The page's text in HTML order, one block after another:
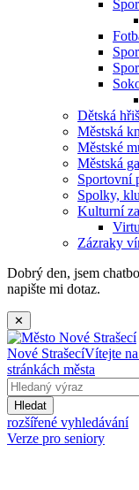
Dětská
Městská
Městské
Městská
Sportovní
Spolky,
Kulturní
Zázraky
Dobrý den, jsem
napište mi dotaz.
✕
Nové StrašecíVítejte
stránkách města
Hledat
rozšířené vyhledávání
Verze pro seniory